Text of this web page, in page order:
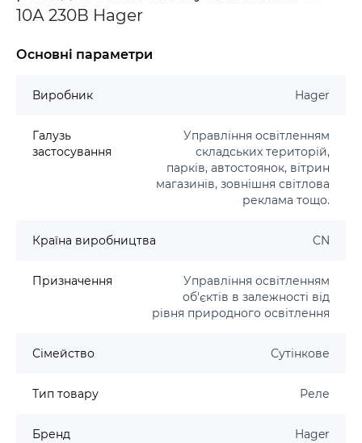
10А 230В Hager
Основні параметри
Виробник Hager
Галузь
застосування
Управління освітленням
складських територій,
парків, автостоянок, вітрин
магазинів, зовнішня світлова
реклама тощо.
Країна виробництва CN
Призначення
Управління освітленням
об'єктів в залежності від
рівня природного освітлення
Сімейство Сутінкове
Тип товару Реле
Бренд Hager